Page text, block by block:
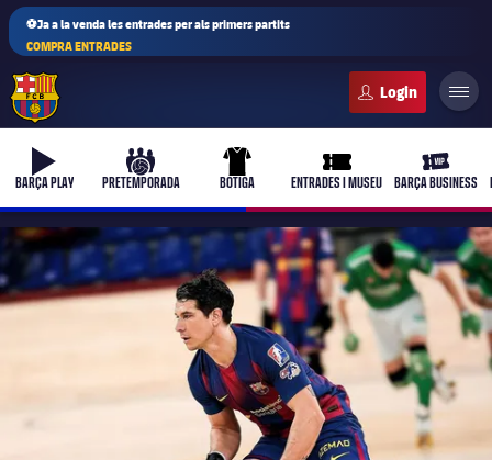
⚽Ja a la venda les entrades per als primers partits
COMPRA ENTRADES
b-play
BARÇA PLAY
culers-ball
PRETEMPORADA
uniform
BOTIGA
ticket-full
ENTRADES I MUSEU
ticket-
BARÇA BUSINESS